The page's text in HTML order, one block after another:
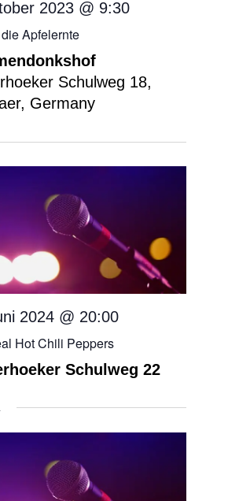
2023 @ 9:30
Apfelernte
Schulweg 18,
Germany
2024 @ 20:00
Hot Chili Peppers
Schulweg 22